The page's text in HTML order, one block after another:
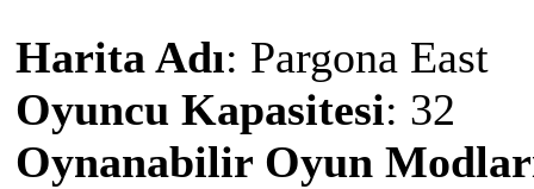
Harita Adı: Pargona East
Oyuncu Kapasitesi: 32
Oynanabilir Oyun